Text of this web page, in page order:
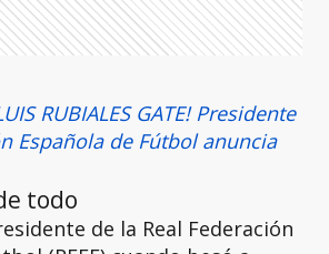
RUBIALES GATE! Presidente
Española de Fútbol anuncia
todo
de la Real Federación